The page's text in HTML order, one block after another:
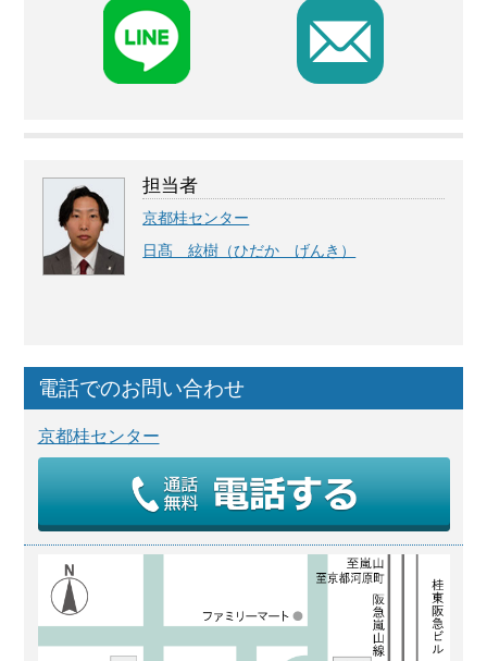
F
担当者
京都桂センター
日髙 絃樹（ひだか げんき）
電話でのお問い合わせ
京都桂センター